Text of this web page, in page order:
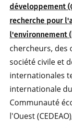
développement
recherche pour
l'environnement
chercheurs, des
société civile et
internationales
internationale
Communauté
l'Ouest